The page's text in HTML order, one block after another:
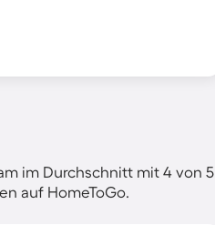
im Durchschnitt mit 4 von 5
auf HomeToGo.